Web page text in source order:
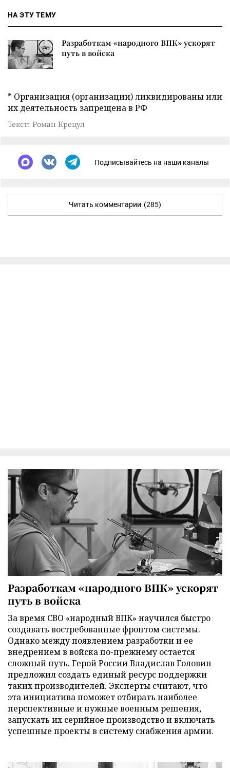
НА ЭТУ ТЕМУ
Разработкам «народного ВПК» ускорят
путь в войска
* Организация (организации) ликвидированы или
их деятельность запрещена в РФ
Текст: Роман Крецул
Подписывайтесь на наши каналы
Читать комментарии (285)
Разработкам «народного ВПК» ускорят
путь в войска
За время СВО «народный ВПК» научился быстро
создавать востребованные фронтом системы.
Однако между появлением разработки и ее
внедрением в войска по-прежнему остается
сложный путь. Герой России Владислав Головин
предложил создать единый ресурс поддержки
таких производителей. Эксперты считают, что
эта инициатива поможет отбирать наиболее
перспективные и нужные военным решения,
запускать их серийное производство и включать
успешные проекты в систему снабжения армии.